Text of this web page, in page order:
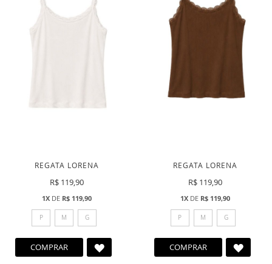
REGATA LORENA
R$ 119,90
1XDE R$ 119,90
P M G
COMPRAR
ADICIONAR
REGATA LORENA
R$ 119,90
1X DE R$ 119,90
P M G
COMPRAR